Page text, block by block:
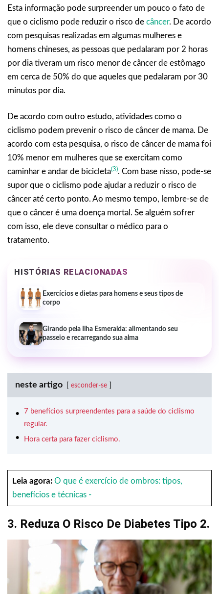
Esta informação pode surpreender um pouco o fato de
que o ciclismo pode reduzir o risco de câncer. De acordo
com pesquisas realizadas em algumas mulheres e
homens chineses, as pessoas que pedalaram por 2 horas
por dia tiveram um risco menor de câncer de estômago
em cerca de 50% do que aqueles que pedalaram por 30
minutos por dia.
De acordo com outro estudo, atividades como o
ciclismo podem prevenir o risco de câncer de mama. De
acordo com esta pesquisa, o risco de câncer de mama foi
10% menor em mulheres que se exercitam como
caminhar e andar de bicicleta(3). Com base nisso, pode-se
supor que o ciclismo pode ajudar a reduzir o risco de
câncer até certo ponto. Ao mesmo tempo, lembre-se de
que o câncer é uma doença mortal. Se alguém sofrer
com isso, ele deve consultar o médico para o
tratamento.
HISTÓRIAS RELACIONADAS
Exercícios e dietas para homens e seus tipos de
corpo
Girando pela Ilha Esmeralda: alimentando seu
passeio e recarregando sua alma
neste artigo esconder-se
7 benefícios surpreendentes para a saúde do ciclismo
regular.
Hora certa para fazer ciclismo.
Leia agora: O que é exercício de ombros: tipos,
benefícios e técnicas -
3. Reduza O Risco De Diabetes Tipo 2.